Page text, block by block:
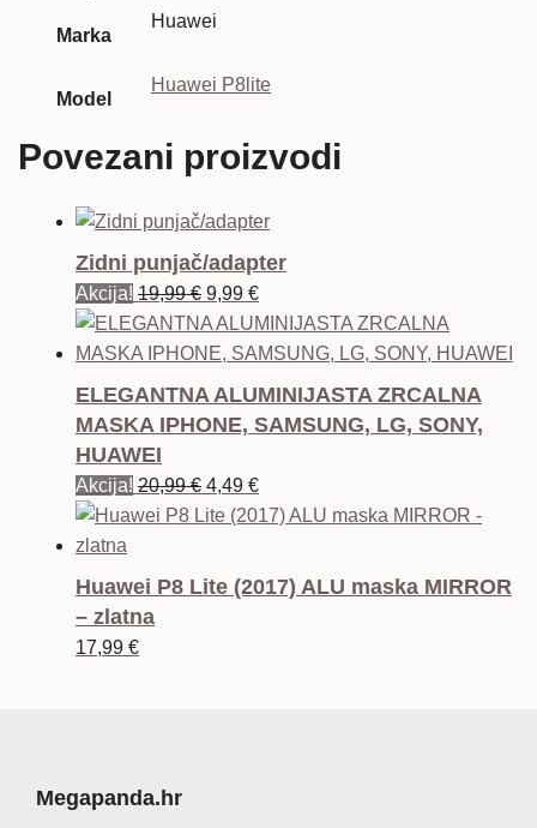
Marka
Huawei
Model
Huawei P8lite
Povezani proizvodi
Zidni punjač/adapter
Akcija! 19,99€ Izvorna
cijena
bila
9,99 €Trenutna
cijena
je:
ELEGANTNA ALUMINIJASTA ZRCALNA
MASKA IPHONE, SAMSUNG, LG, SONY,
HUAWEI
Akcija! 20,99€ Izvorna
cijena
je:
20,99 €.
4,49 €Trenutna
cijena
4,49 €.
Huawei P8 Lite (2017) ALU maska MIRROR
– zlatna
17,99 €
Megapanda.hr